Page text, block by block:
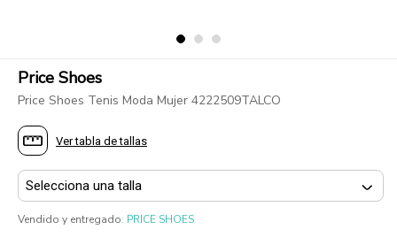
Price Shoes
Price Shoes Tenis Moda Mujer 4222509TALCO
Ver tabla de tallas
Vendido y entregado: PRICE SHOES